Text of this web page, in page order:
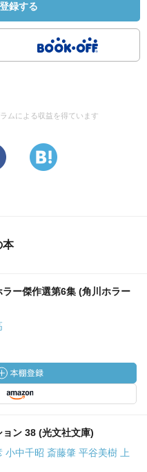
録する
ムによる収益を得ています
本
ー傑作選第6集 (角川ホラー
ン 38 (光文社文庫)
小中千昭 斎藤肇 平谷美樹 上